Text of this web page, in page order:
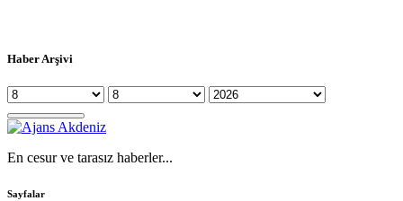
Haber Arşivi
En cesur ve tarasız haberler...
Sayfalar